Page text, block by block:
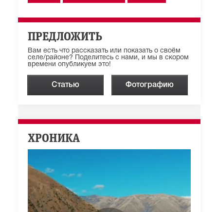
ПРЕДЛОЖИТЬ
Вам есть что рассказать или показать о своём
селе/районе? Поделитесь с нами, и мы в скором
времени опубликуем это!
Статью Фотографию
ХРОНИКА